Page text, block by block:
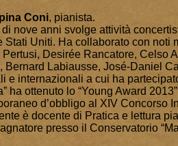
Coni, pianista.
di nove anni svolge attività
Stati Uniti. Ha collaborato con noti
Pertusi, Desirée Rancatore, Celso
Bernard Labiausse, José-Daniel
e internazionali a cui ha
ha ottenuto lo “Young Award
d’obbligo al XIV Concorso
è docente di Pratica e lettura
presso il Conservatorio